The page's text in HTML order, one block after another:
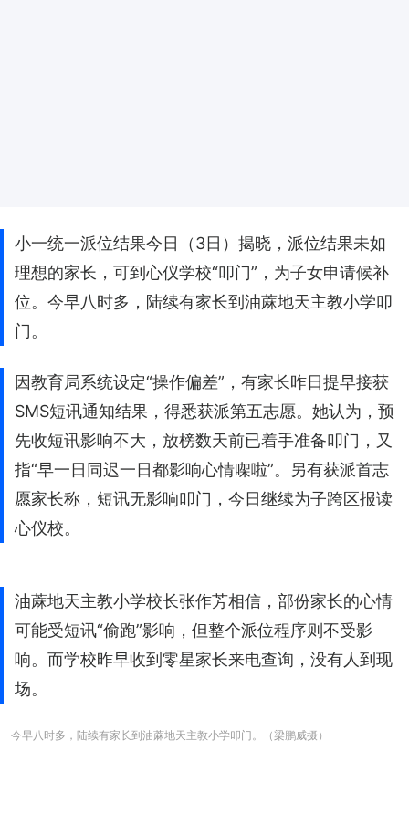
小一统一派位结果今日（3日）揭晓，派位结果未如
理想的家长，可到心仪学校“叩门”，为子女申请候补
位。今早八时多，陆续有家长到油蔴地天主教小学叩
门。
因教育局系统设定“操作偏差”，有家长昨日提早接获
SMS短讯通知结果，得悉获派第五志愿。她认为，预
先收短讯影响不大，放榜数天前已着手准备叩门，又
指“早一日同迟一日都影响心情㗎啦”。另有获派首志
愿家长称，短讯无影响叩门，今日继续为子跨区报读
心仪校。
油蔴地天主教小学校长张作芳相信，部份家长的心情
可能受短讯“偷跑”影响，但整个派位程序则不受影
响。而学校昨早收到零星家长来电查询，没有人到现
场。
今早八时多，陆续有家长到油蔴地天主教小学叩门。（梁鹏威摄）